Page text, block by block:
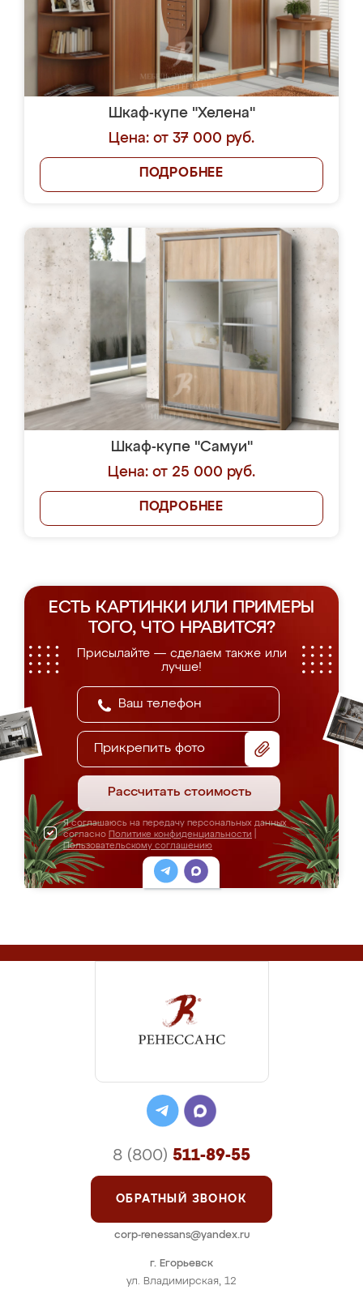
Шкаф-купе "Хелена"
Цена: от 37 000 руб.
ПОДРОБНЕЕ
Шкаф-купе "Самуи"
Цена: от 25 000 руб.
ПОДРОБНЕЕ
ЕСТЬ КАРТИНКИ ИЛИ ПРИМЕРЫ
ТОГО, ЧТО НРАВИТСЯ?
Присылайте — сделаем также или
лучше!
Прикрепить фото
Рассчитать стоимость
Я соглашаюсь на передачу персональных данных
согласно Политике конфиденциальности
Пользовательскому соглашению
г. Егорьевск
ул. Владимирская, 12
8 (800) 511-89-55
ОБРАТНЫЙ ЗВОНОК
corp-renessans@yandex.ru